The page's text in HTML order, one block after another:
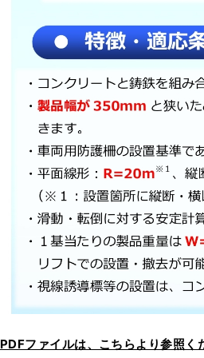
PDFファイルは、こちらより参照く